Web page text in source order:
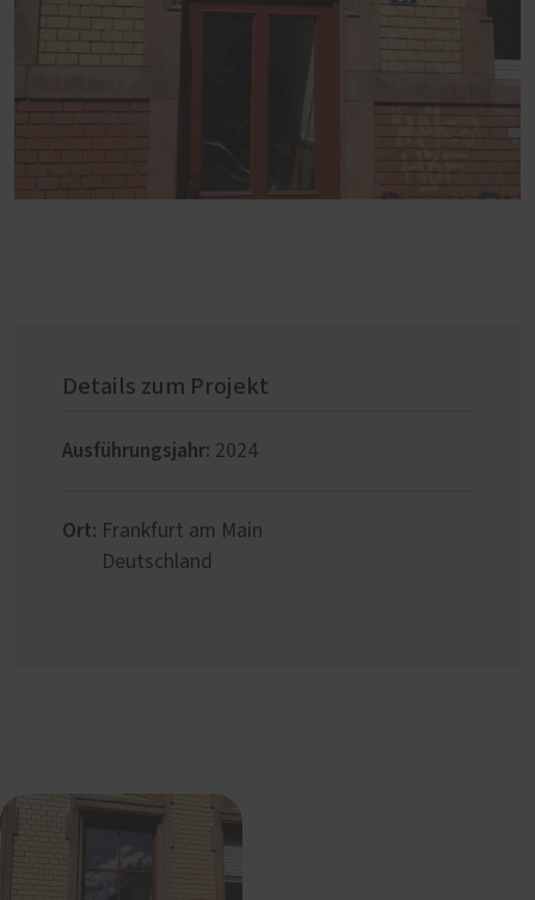
Details zum Projekt
Ausführungsjahr: 2024
Ort: Frankfurt am Main
Deutschland